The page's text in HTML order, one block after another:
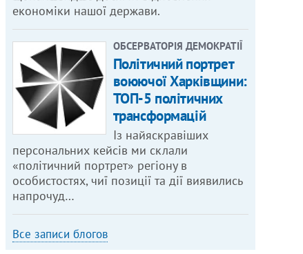
економіки нашої держави.
ОБСЕРВАТОРІЯ ДЕМОКРАТІЇ
Політичний портрет
воюючої Харківщини:
ТОП-5 політичних
трансформацій
Із найяскравіших
персональних кейсів ми склали
«політичний портрет» регіону в
особистостях, чиї позиції та дії виявились
напрочуд…
Все записи блогов